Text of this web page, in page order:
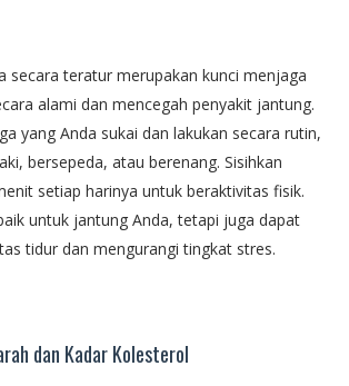
secara teratur merupakan kunci menjaga
alami dan mencegah penyakit jantung.
yang Anda sukai dan lakukan secara rutin,
bersepeda, atau berenang. Sisihkan
setiap harinya untuk beraktivitas fisik.
untuk jantung Anda, tetapi juga dapat
tidur dan mengurangi tingkat stres.
dan Kadar Kolesterol